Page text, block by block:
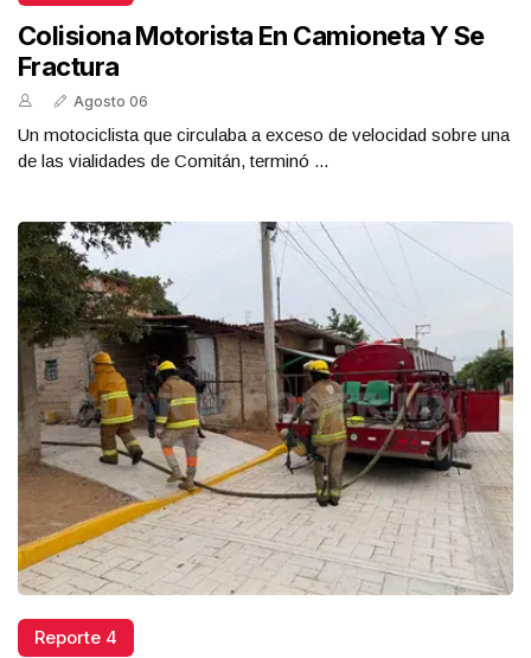
Colisiona Motorista En Camioneta Y Se
Fractura
Agosto 06
Un motociclista que circulaba a exceso de velocidad sobre una
de las vialidades de Comitán, terminó ...
Reporte 4